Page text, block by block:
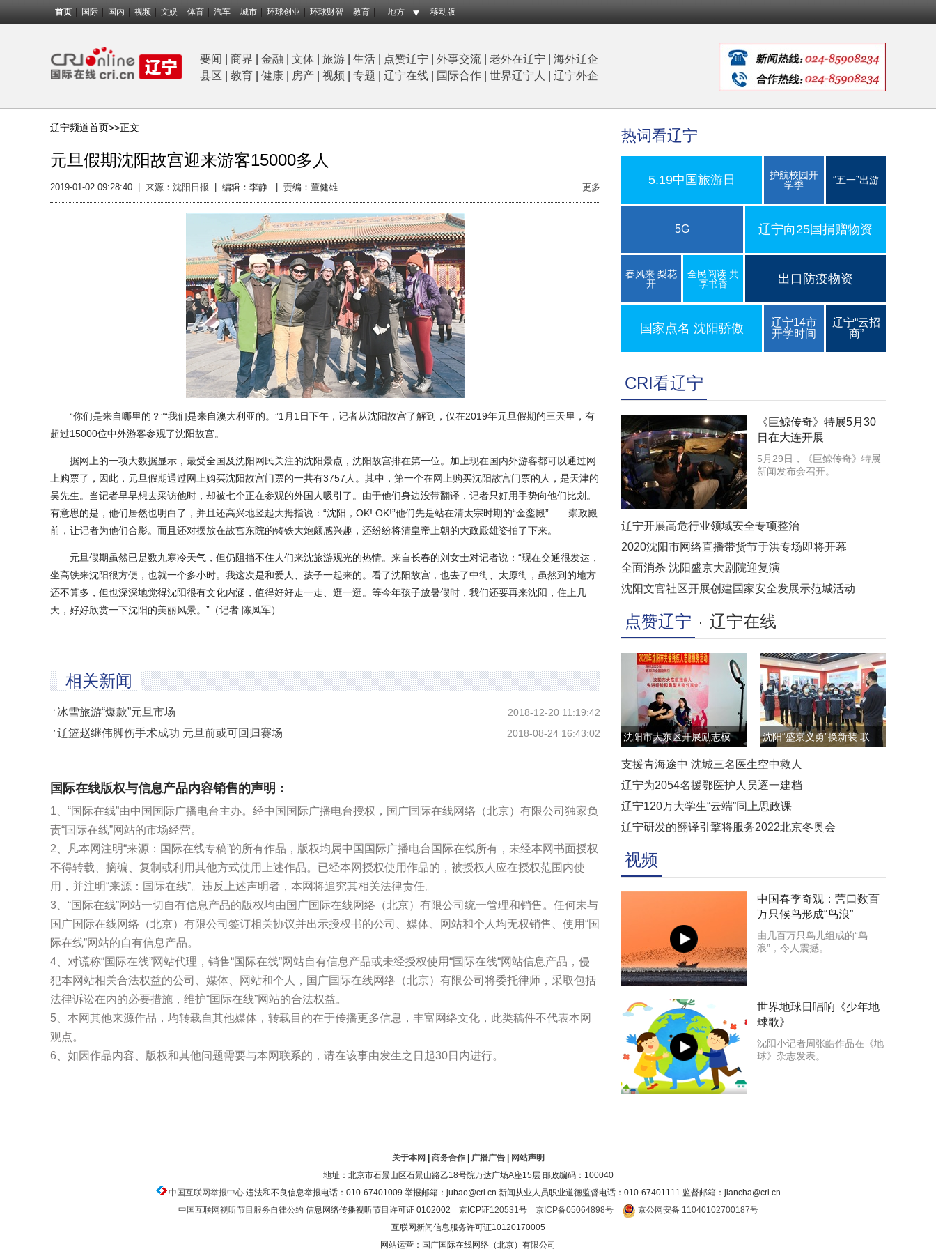
首页 国际 国内 视频 文娱 体育 汽车 城市 环球创业 环球财智 教育 地方 移动版
要闻 商界 金融 文体 旅游 生活 点赞辽宁 外事交流 老外在辽宁
海外辽企
县区
教育 健康 房产 视频 专题 辽宁在线 国际合作 世界辽宁人 辽宁外企
辽宁频道首页>>正文
元旦假期沈阳故宫迎来游客15000多人
2019-01-02 09:28:40 来源： 沈阳日报 编辑：李静 | 责编：董健雄 更多
“你们是来自哪里的？”“我们是来自澳大利亚的。”1月1日下午，记者从沈阳故宫了解到，仅在2019年元旦假期的三天里，有
超过15000位中外游客参观了沈阳故宫。
据网上的一项大数据显示，最受全国及沈阳网民关注的沈阳景点，沈阳故宫排在第一位。加上现在国内外游客都可以通过网
上购票了，因此，元旦假期通过网上购买沈阳故宫门票的一共有3757人。其中，第一个在网上购买沈阳故宫门票的人，是天津的
吴先生。当记者早早想去采访他时，却被七个正在参观的外国人吸引了。由于他们身边没带翻译，记者只好用手势向他们比划。
有意思的是，他们居然也明白了，并且还高兴地竖起大拇指说：“沈阳，OK! OK!”他们先是站在清太宗时期的“金銮殿”——崇政殿
前，让记者为他们合影。而且还对摆放在故宫东院的铸铁大炮颇感兴趣，还纷纷将清皇帝上朝的大政殿雄姿拍了下来。
元旦假期虽然已是数九寒冷天气，但仍阻挡不住人们来沈旅游观光的热情。来自长春的刘女士对记者说：“现在交通很发达，
坐高铁来沈阳很方便，也就一个多小时。我这次是和爱人、孩子一起来的。看了沈阳故宫，也去了中街、太原街，虽然到的地方
还不算多，但也深深地觉得沈阳很有文化内涵，值得好好走一走、逛一逛。等今年孩子放暑假时，我们还要再来沈阳，住上几
天，好好欣赏一下沈阳的美丽风景。”（记者 陈凤军）
相关新闻
2018-12-20 11:19:42
冰雪旅游“爆款”元旦市场
2018-08-24 16:43:02
辽篮赵继伟脚伤手术成功 元旦前或可回归赛场
国际在线版权与信息产品内容销售的声明：
1、“国际在线”由中国国际广播电台主办。经中国国际广播电台授权，国广国际在线网络（北京）有限公司独家负
责“国际在线”网站的市场经营。
2、凡本网注明“来源：国际在线专稿”的所有作品，版权均属中国国际广播电台国际在线所有，未经本网书面授权
不得转载、摘编、复制或利用其他方式使用上述作品。已经本网授权使用作品的，被授权人应在授权范围内使
用，并注明“来源：国际在线”。违反上述声明者，本网将追究其相关法律责任。
3、“国际在线”网站一切自有信息产品的版权均由国广国际在线网络（北京）有限公司统一管理和销售。任何未与
国广国际在线网络（北京）有限公司签订相关协议并出示授权书的公司、媒体、网站和个人均无权销售、使用“国
际在线”网站的自有信息产品。
4、对谎称“国际在线”网站代理，销售“国际在线”网站自有信息产品或未经授权使用“国际在线“网站信息产品，侵
犯本网站相关合法权益的公司、媒体、网站和个人，国广国际在线网络（北京）有限公司将委托律师，采取包括
法律诉讼在内的必要措施，维护“国际在线”网站的合法权益。
5、本网其他来源作品，均转载自其他媒体，转载目的在于传播更多信息，丰富网络文化，此类稿件不代表本网
观点。
6、如因作品内容、版权和其他问题需要与本网联系的，请在该事由发生之日起30日内进行。
热词看辽宁
5.19中国旅游日
护航校园开
学季
“五一”出游
5G 辽宁向25国捐赠物资
春风来 梨花
开
全民阅读 共
享书香
出口防疫物资
国家点名 沈阳骄傲
辽宁14市
开学时间
辽宁“云招
商”
CRI看辽宁
《巨鲸传奇》特展5月30
日在大连开展
5月29日，《巨鲸传奇》特展
新闻发布会召开。
辽宁开展高危行业领域安全专项整治
2020沈阳市网络直播带货节于洪专场即将开幕
全面消杀 沈阳盛京大剧院迎复演
沈阳文官社区开展创建国家安全发展示范城活动
点赞辽宁 辽宁在线
沈阳市大东区开展励志模范云直播访谈活动
支援青海途中 沈城三名医生空中救人
辽宁为2054名援鄂医护人员逐一建档
辽宁120万大学生“云端”同上思政课
辽宁研发的翻译引擎将服务2022北京冬奥会
视频
中国春季奇观：营口数百
万只候鸟形成“鸟浪”
由几百万只鸟儿组成的“鸟
浪”，令人震撼。
世界地球日唱响《少年地
球歌》
沈阳小记者周张皓作品在《地
球》杂志发表。
关于本网 商务合作| 广播广告|
网站声明
地址：北京市石景山区石景山路乙18号院万达广场A座15层 邮政编码：100040
中国互联网举报中心违法和不良信息举报电话：010-67401009 举报邮箱：jubao@cri.cn 新闻从业人员职业道德监督电话：010-67401111 监督邮箱：jiancha@cri.cn
中国互联网视听节目服务自律公约 信息网络传播视听节目许可证 0102002 京ICP证120531号 京ICP备05064898号
京公网安备 11040102700187号
互联网新闻信息服务许可证10120170005
网站运营：国广国际在线网络（北京）有限公司